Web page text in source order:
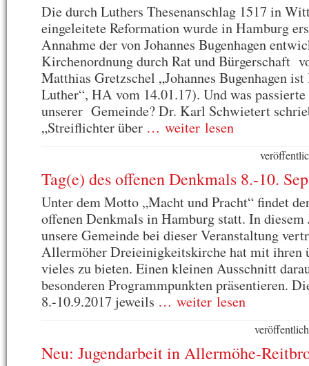
Die durch Luthers Thesenanschlag 1517 in
eingeleitete Reformation wurde in Hamburg
Annahme der von Johannes Bugenhagen
Kirchenordnung durch Rat und Bürgerschaft
Matthias Gretzschel „Johannes Bugenhagen
Luther“, HA vom 14.01.17). Und was
unserer Gemeinde? Dr. Karl Schwietert
„Streiflichter über … weiter lesen
Tag(e) des offenen Denkmals 8.-10.
Unter dem Motto „Macht und Pracht“ findet
offenen Denkmals in Hamburg statt. In
unsere Gemeinde bei dieser Veranstaltung
Allermöher Dreieinigkeitskirche hat mit ihren
vieles zu bieten. Einen kleinen Ausschnitt
besonderen Programmpunkten präsentieren.
8.-10.9.2017 jeweils … weiter lesen
Neu: Jugendarbeit in Allermöhe-